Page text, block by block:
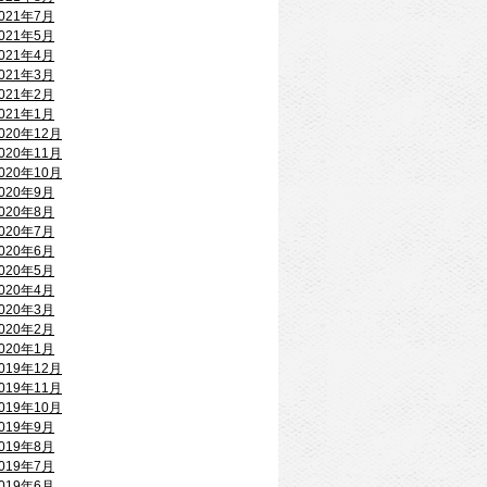
年7月
年5月
年4月
年3月
年2月
年1月
年12月
年11月
年10月
年9月
年8月
年7月
年6月
年5月
年4月
年3月
年2月
年1月
年12月
年11月
年10月
年9月
年8月
年7月